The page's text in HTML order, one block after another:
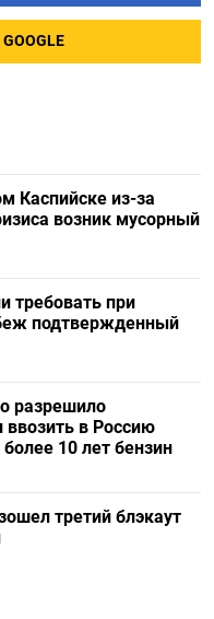
Каспийске из-за
возник мусорный
требовать при
подтвержденный
разрешило
ввозить в Россию
10 лет бензин
третий блэкаут